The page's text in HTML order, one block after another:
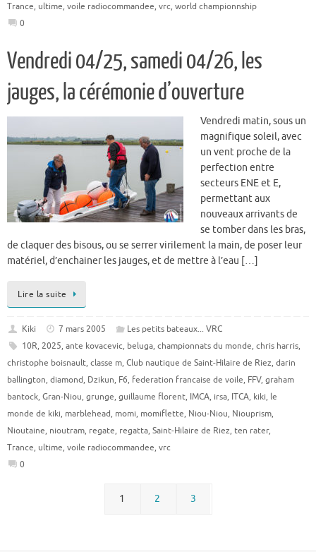
Trance, ultime, voile radiocommandee, vrc, world championnship
0
Vendredi 04/25, samedi 04/26, les
jauges, la cérémonie d’ouverture
Vendredi matin, sous un
magnifique soleil, avec
un vent proche de la
perfection entre
secteurs ENE et E,
permettant aux
nouveaux arrivants de
se tomber dans les bras,
de claquer des bisous, ou se serrer virilement la main, de poser leur
matériel, d’enchainer les jauges, et de mettre à l’eau […]
Lire la suite
Kiki 7 mars 2005
Les petits bateaux... VRC
10R, 2025, ante kovacevic, beluga, championnats du monde, chris harris,
christophe boisnault, classe m, Club nautique de Saint-Hilaire de Riez, darin
ballington, diamond, Dzikun, F6, federation francaise de voile, FFV, graham
bantock, Gran-Niou, grunge, guillaume florent, IMCA, irsa, ITCA, kiki, le
monde de kiki, marblehead, momi, momiflette, Niou-Niou, Niouprism,
Nioutaine, nioutram, regate, regatta, Saint-Hilaire de Riez, ten rater,
Trance, ultime, voile radiocommandee, vrc
0
1 2 3